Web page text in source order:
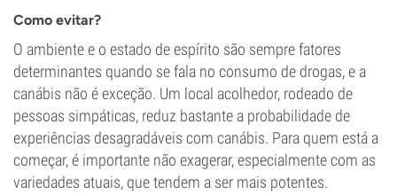
Como evitar?
O ambiente e o estado de espírito são sempre fatores
determinantes quando se fala no consumo de drogas, e a
canábis não é exceção. Um local acolhedor, rodeado de
pessoas simpáticas, reduz bastante a probabilidade de
experiências desagradáveis com canábis. Para quem está a
começar, é importante não exagerar, especialmente com as
variedades atuais, que tendem a ser mais potentes.